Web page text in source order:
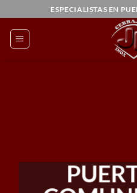
al
contenido
ESPECIALISTAS EN